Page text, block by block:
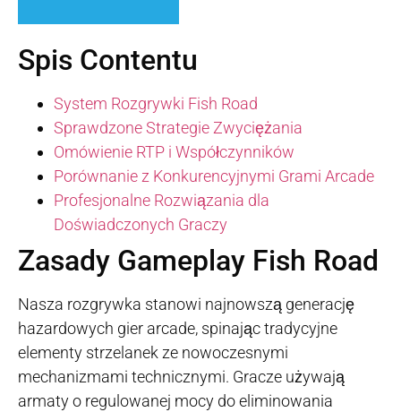
Spis Contentu
System Rozgrywki Fish Road
Sprawdzone Strategie Zwyciężania
Omówienie RTP i Współczynników
Porównanie z Konkurencyjnymi Grami Arcade
Profesjonalne Rozwiązania dla
Doświadczonych Graczy
Zasady Gameplay Fish Road
Nasza rozgrywka stanowi najnowszą generację
hazardowych gier arcade, spinając tradycyjne
elementy strzelanek ze nowoczesnymi
mechanizmami technicznymi. Gracze używają
armaty o regulowanej mocy do eliminowania